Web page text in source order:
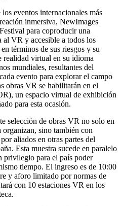
eventos internacionales más
inmersiva, NewImages
para coproducir una
al VR y accesible a todos los
términos de sus riesgos y su
realidad virtual en su idioma
mundiales, resultantes del
evento para explorar el campo
obras VR se habilitarán en el
un espacio virtual de exhibición
para esta ocasión.
selección de obras VR no solo en
sino también con
aliados en otras partes del
Esta muestra sucede en paralelo
privilegio para el país poder
tiempo. El ingreso es de 10:00
y aforo limitado por normas de
con 10 estaciones VR en los